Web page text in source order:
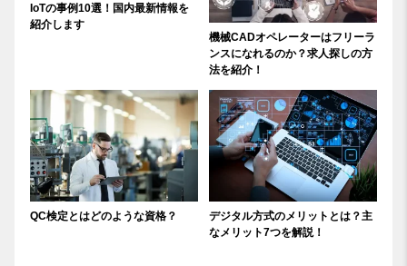
IoTの事例10選！国内最新情報を
紹介します
機械CADオペレーターはフリーラ
ンスになれるのか？求人探しの方
法を紹介！
QC検定とはどのような資格？
デジタル方式のメリットとは？主
なメリット7つを解説！